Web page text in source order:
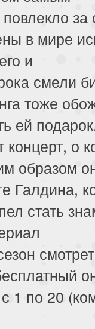
за
в мире
и
смели
тоже
ей
о
образом
Галдина,
стать
1 по 20